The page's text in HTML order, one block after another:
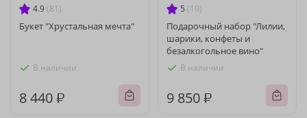
4.9 (81)
Букет "Хрустальная мечта"
В наличии
8 440 ₽
5 (19)
Подарочный набор "Лилии,
шарики, конфеты и
безалкогольное вино"
В наличии
9 850 ₽